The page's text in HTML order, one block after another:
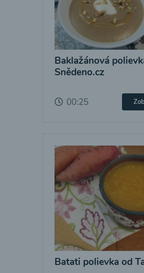
Baklažánová
Snědeno.cz
00:25
Batati polievka od